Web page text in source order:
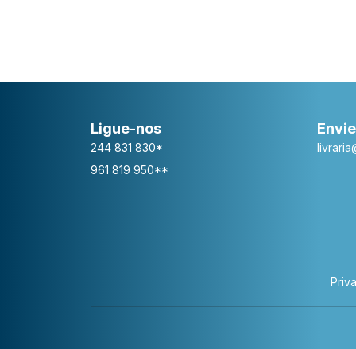
Ligue-nos
244 831 830*
961 819 950**